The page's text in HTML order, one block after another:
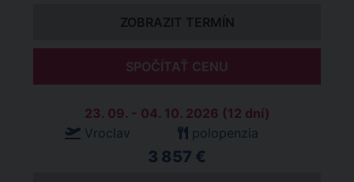
ZOBRAZIT TERMÍN
SPOČÍTAŤ CENU
23. 09. - 04. 10. 2026 (12 dní)
Vroclav
polopenzia
3 857 €